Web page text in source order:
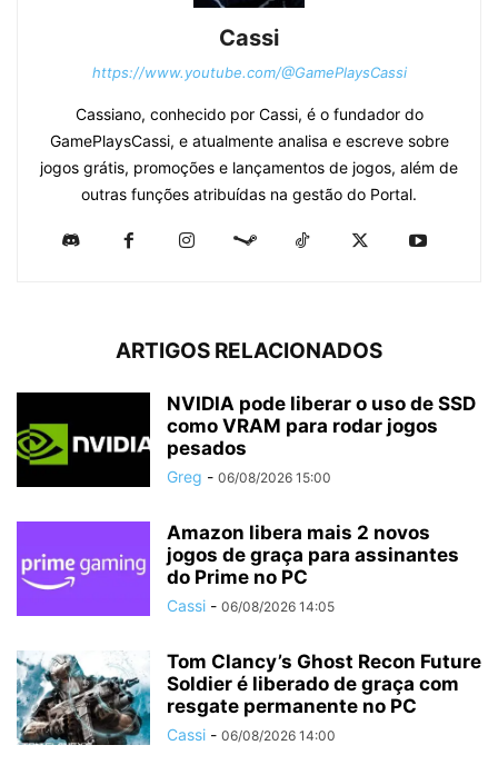
Cassi
https://www.youtube.com/@GamePlaysCassi
Cassiano, conhecido por Cassi, é o fundador do
GamePlaysCassi, e atualmente analisa e escreve sobre
jogos grátis, promoções e lançamentos de jogos, além de
outras funções atribuídas na gestão do Portal.
ARTIGOS RELACIONADOS
NVIDIA pode liberar o uso de SSD
como VRAM para rodar jogos
pesados
Greg - 06/08/2026 15:00
Amazon libera mais 2 novos
jogos de graça para assinantes
do Prime no PC
Cassi - 06/08/2026 14:05
Tom Clancy’s Ghost Recon Future
Soldier é liberado de graça com
resgate permanente no PC
Cassi - 06/08/2026 14:00